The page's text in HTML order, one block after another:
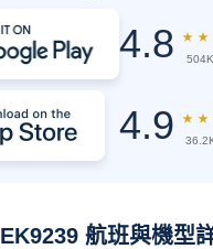
4.8 ★ ★
4.9 ★ ★
EK9239 航班與機型